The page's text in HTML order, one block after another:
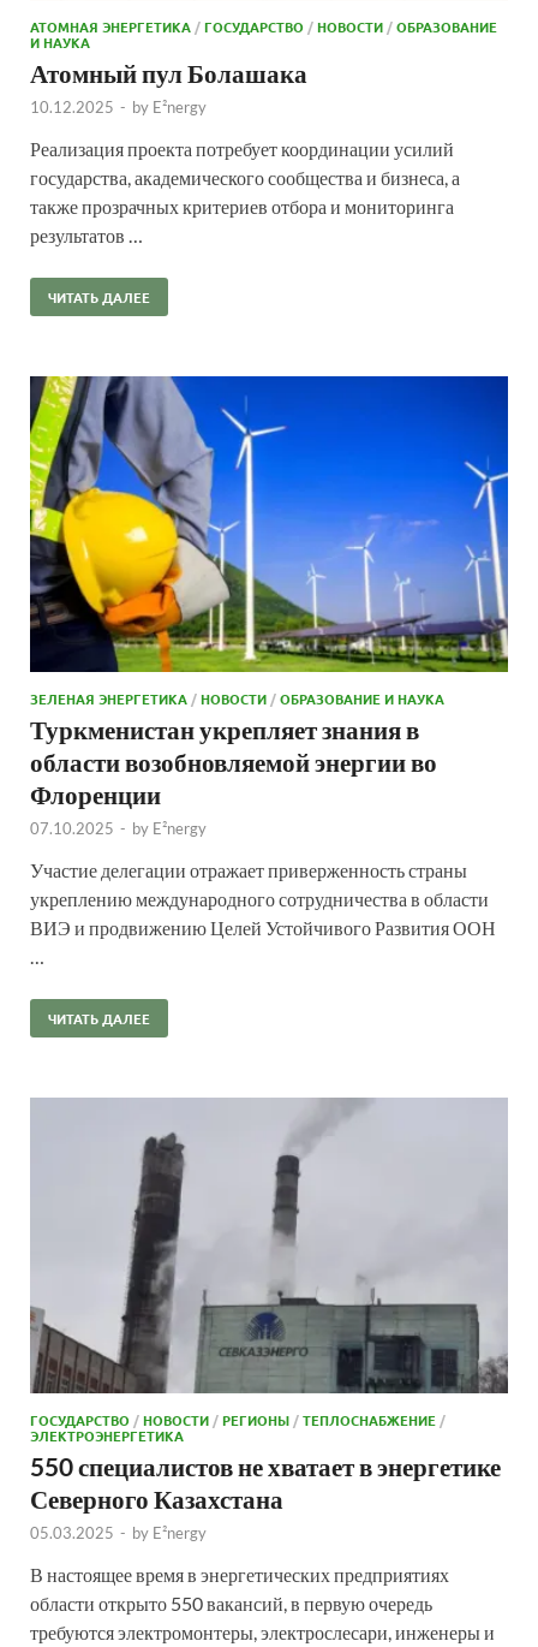
АТОМНАЯ ЭНЕРГЕТИКА /ГОСУДАРСТВО /НОВОСТИ /ОБРАЗОВАНИЕ
И НАУКА
Атомный пул Болашака
10.12.2025 - by E²nergy
Реализация проекта потребует координации усилий
государства, академического сообщества и бизнеса, а
также прозрачных критериев отбора и мониторинга
результатов …
ЧИТАТЬ ДАЛЕЕ
ЗЕЛЕНАЯ ЭНЕРГЕТИКА /НОВОСТИ /ОБРАЗОВАНИЕ И НАУКА
Туркменистан укрепляет знания в
области возобновляемой энергии во
Флоренции
07.10.2025 - by E²nergy
Участие делегации отражает приверженность страны
укреплению международного сотрудничества в области
ВИЭ и продвижению Целей Устойчивого Развития ООН
ЧИТАТЬ ДАЛЕЕ
ГОСУДАРСТВО /НОВОСТИ /РЕГИОНЫ /ТЕПЛОСНАБЖЕНИЕ /
ЭЛЕКТРОЭНЕРГЕТИКА
550 специалистов не хватает в энергетике
Северного Казахстана
05.03.2025 - by E²nergy
В настоящее время в энергетических предприятиях
области открыто 550 вакансий, в первую очередь
требуются электромонтеры, электрослесари, инженеры и